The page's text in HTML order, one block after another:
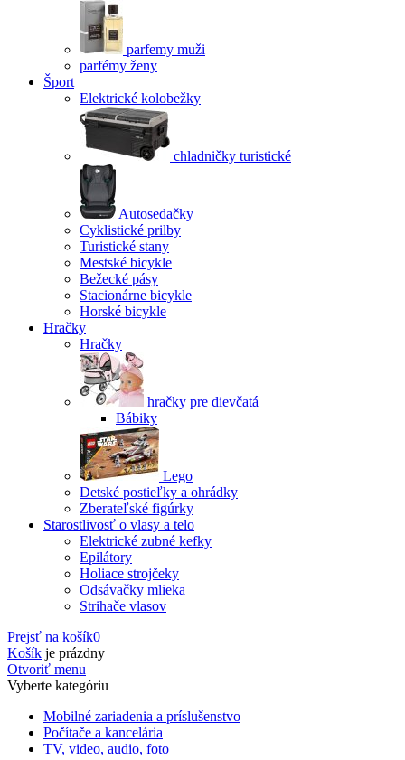
parfemy muži
parfémy ženy
Šport
Elektrické kolobežky
chladničky turistické
Autosedačky
Cyklistické prilby
Turistické stany
Mestské bicykle
Bežecké pásy
Stacionárne bicykle
Horské bicykle
Hračky
Hračky
hračky pre dievčatá
Bábiky
Lego
Detské postieľky a ohrádky
Zberateľské figúrky
Starostlivosť o vlasy a telo
Elektrické zubné kefky
Epilátory
Holiace strojčeky
Odsávačky mlieka
Strihače vlasov
Prejsť na košík0
Košík je prázdny
Otvoriť menu
Vyberte kategóriu
Mobilné zariadenia a príslušenstvo
Počítače a kancelária
TV, video, audio, foto